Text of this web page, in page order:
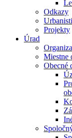
Odkazy
Projekty
Úrad
Miestne
Obecné